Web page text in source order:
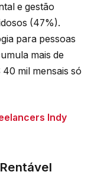
e gestão
(47%).
para pessoas
mais de
mil mensais só
Indy